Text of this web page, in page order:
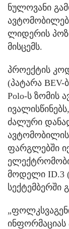
ნულოვანი
ლიდერის
მისცემს.
პროექტის
(პატარა
Polo-ს ზომის
ძალური
ავტომობილის
ფარგლებში
მოდელი ID.3
სექტემბერში